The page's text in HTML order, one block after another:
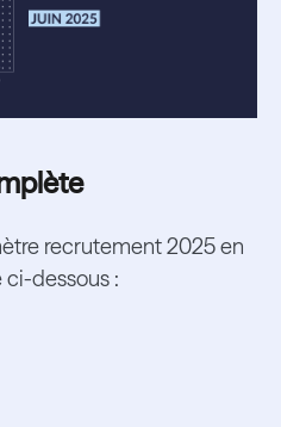
recrutement 2025 en
dessous :